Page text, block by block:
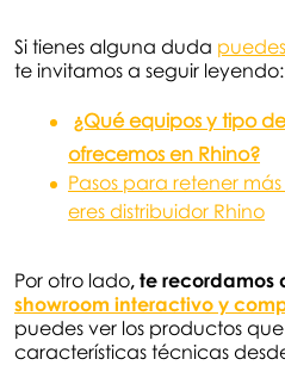
Si tienes alguna duda
te invitamos a seguir leyendo:
¿Qué equipos y tipo
ofrecemos en Rhino?
Pasos para retener
eres distribuidor Rhino
Por otro lado, te recordamos
showroom interactivo y
puedes ver los productos
características técnicas